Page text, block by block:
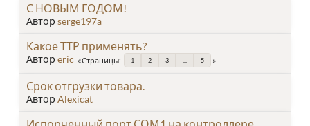
С НОВЫМ ГОДОМ!
Автор serge197a
Какое ТТР применять?
Автор eric Страницы 1 2 3 5
Срок отгрузки товара.
Автор Alexicat
Испорченный порт СОМ1 на контроллере